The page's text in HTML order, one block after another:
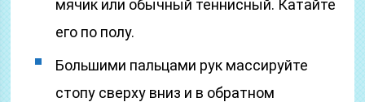
мячик или обычный теннисный. Катайте
его по полу.
Большими пальцами рук массируйте
стопу сверху вниз и в обратном